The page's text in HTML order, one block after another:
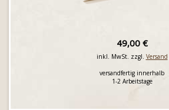
49,00 €
inkl. MwSt. zzgl. Versand
versandfertig innerhalb
1-2 Arbeitstage